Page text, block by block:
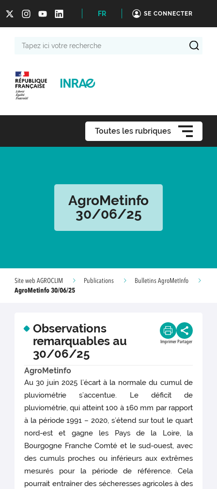
FR SE CONNECTER
Toutes les rubriques
AgroMetinfo
30/06/25
Site web AGROCLIM Publications
Bulletins AgroMetInfo
AgroMetinfo 30/06/25
Observations
remarquables au
30/06/25
Imprimer Partager
AgroMetinfo
Au 30 juin 2025 l’écart à la normale du cumul de
pluviométrie s’accentue. Le déficit de
pluviométrie, qui atteint 100 à 160 mm par rapport
à la période 1991 – 2020, s’étend sur tout le quart
nord-est et gagne les Pays de la Loire, la
Bourgogne Franche Comté et le sud-ouest, avec
des cumuls proches ou inférieurs aux extrêmes
mesurés pour la période de référence. Cela
pourrait entraîner des sécheresses agricoles à des